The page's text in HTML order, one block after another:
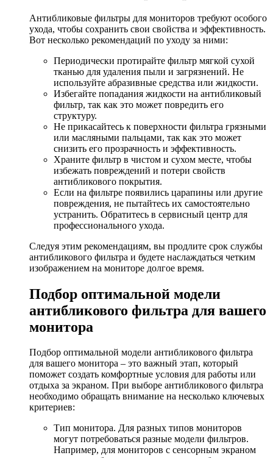
Антибликовые фильтры для мониторов требуют особого
ухода, чтобы сохранить свои свойства и эффективность.
Вот несколько рекомендаций по уходу за ними:
Периодически протирайте фильтр мягкой сухой
тканью для удаления пыли и загрязнений. Не
используйте абразивные средства или жидкости.
Избегайте попадания жидкости на антибликовый
фильтр, так как это может повредить его
структуру.
Не прикасайтесь к поверхности фильтра грязными
или масляными пальцами, так как это может
снизить его прозрачность и эффективность.
Храните фильтр в чистом и сухом месте, чтобы
избежать повреждений и потери свойств
антибликового покрытия.
Если на фильтре появились царапины или другие
повреждения, не пытайтесь их самостоятельно
устранить. Обратитесь в сервисный центр для
профессионального ухода.
Следуя этим рекомендациям, вы продлите срок службы
антибликового фильтра и будете наслаждаться четким
изображением на мониторе долгое время.
Подбор оптимальной модели
антибликового фильтра для вашего
монитора
Подбор оптимальной модели антибликового фильтра
для вашего монитора – это важный этап, который
поможет создать комфортные условия для работы или
отдыха за экраном. При выборе антибликового фильтра
необходимо обращать внимание на несколько ключевых
критериев:
Тип монитора. Для разных типов мониторов
могут потребоваться разные модели фильтров.
Например, для мониторов с сенсорным экраном